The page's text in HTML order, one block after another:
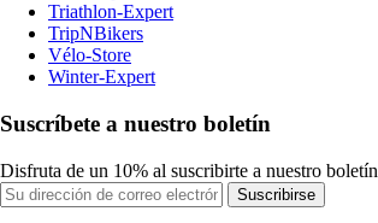
Triathlon-Expert
TripNBikers
Vélo-Store
Winter-Expert
Suscríbete a nuestro boletín
Disfruta de un 10% al suscribirte a nuestro boletín
Suscribirse